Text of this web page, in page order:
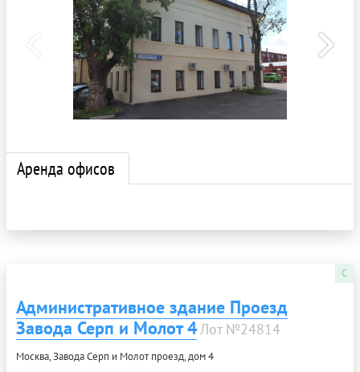
Аренда офисов
C
Административное здание Проезд
Завода Серп и Молот 4Лот №24814
Москва, Завода Серп и Молот проезд, дом 4